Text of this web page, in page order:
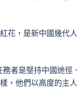
花，是新中國幾代
者是堅持中國途徑
，他們以高度的主